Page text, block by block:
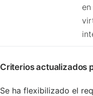
Criterios actualizados
Se ha flexibilizado el